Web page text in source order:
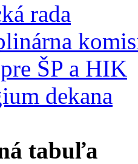
rada
ŠP a HIK
dekana
tabuľa